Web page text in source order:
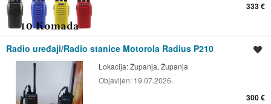
333 €
Radio uređaji/Radio stanice Motorola Radius P210
Lokacija:Županja, Županja
Objavljen: 19.07.2026.
300 €